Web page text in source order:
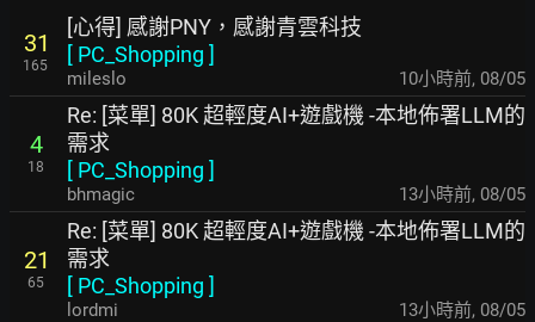
31
165
[心得] 感謝PNY，感謝青雲科技
[ PC_Shopping ]
mileslo 10小時前, 08/05
4
18
Re: [菜單] 80K 超輕度AI+遊戲機 -本地佈署LLM的
需求
[ PC_Shopping ]
bhmagic 13小時前, 08/05
21
65
Re: [菜單] 80K 超輕度AI+遊戲機 -本地佈署LLM的
需求
[ PC_Shopping ]
lordmi 13小時前, 08/05